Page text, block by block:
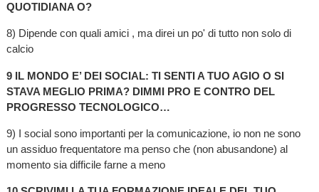
QUOTIDIANA O?
8) Dipende con quali amici , ma direi un po' di tutto non solo di
calcio
9 IL MONDO E’ DEI SOCIAL: TI SENTI A TUO AGIO O SI
STAVA MEGLIO PRIMA? DIMMI PRO E CONTRO DEL
PROGRESSO TECNOLOGICO…
9) I social sono importanti per la comunicazione, io non ne sono
un assiduo frequentatore ma penso che (non abusandone) al
momento sia difficile farne a meno